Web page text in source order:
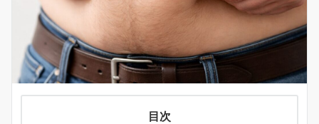
目次